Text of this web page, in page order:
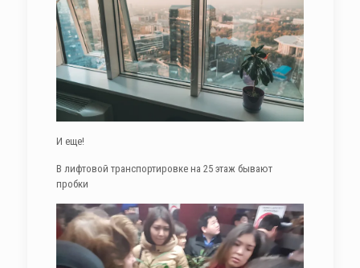
И еще!
В лифтовой транспортировке на 25 этаж бывают
пробки